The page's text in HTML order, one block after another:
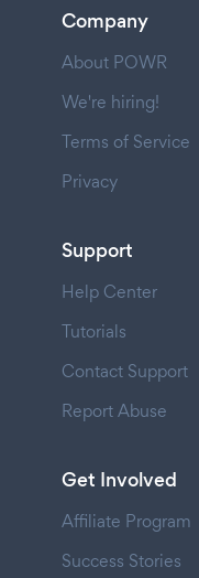
Company
About POWR
We're hiring!
Terms of Service
Privacy
Support
Help Center
Tutorials
Contact Support
Report Abuse
Get Involved
Affiliate Program
Success Stories